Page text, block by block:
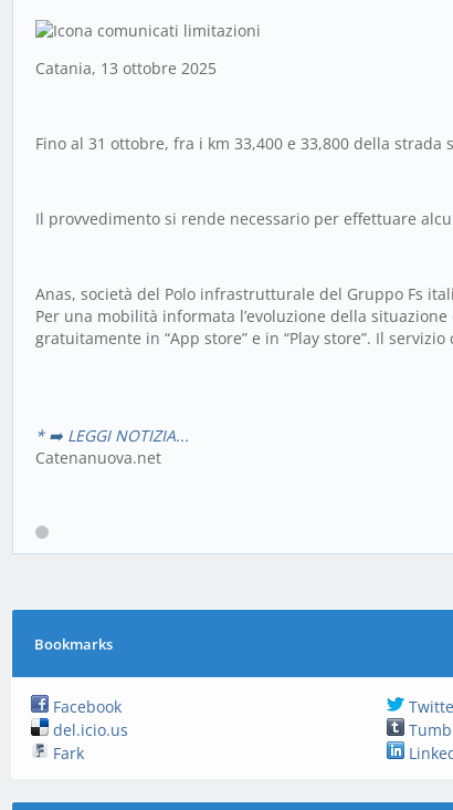
Catania, 13 ottobre 2025
Fino al 31 ottobre, fra i km 33,400 e 33,800 della
Il provvedimento si rende necessario per effettuare
Anas, società del Polo infrastrutturale del Gruppo Fs
Per una mobilità informata l’evoluzione della
gratuitamente in “App store” e in “Play store”. Il
* ➡️ LEGGI NOTIZIA...
Catenanuova.net
Bookmarks
Facebook
del.icio.us
Fark